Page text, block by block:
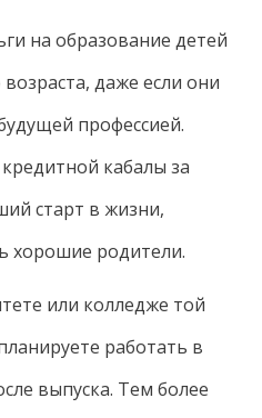
на образование детей
даже если они
профессией.
кабалы за
старт в жизни,
хорошие родители.
или колледже той
работать в
выпуска. Тем более